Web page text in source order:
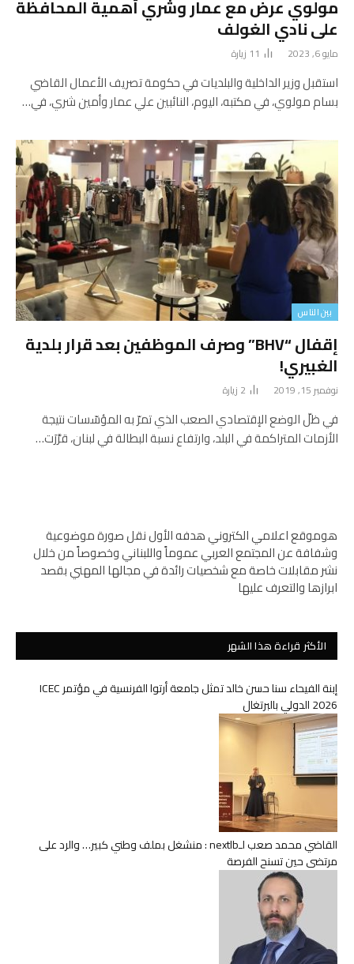
مولوي عرض مع عمار وشري أهمية المحافظة
على نادي الغولف
مايو 6, 2023 11 زيارة
استقبل وزير الداخلية والبلديات في حكومة تصريف الأعمال القاضي
بسام مولوي، في مكتبه، اليوم، النائبين علي عمار وأمين شري، في…
بين الناس
إقفال “BHV” وصرف الموظفين بعد قرار بلدية
الغبيري!
نوفمبر 15, 2019 2 زيارة
في ظلّ الوضع الإقتصادي الصعب الذي تمرّ به المؤسّسات نتيجة
الأزمات المتراكمة في البلد، وارتفاع نسبة البطالة في لبنان، قرَّرَت…
هوموقع اعلامي الكتروني هدفه الأول نقل صورة موضوعية
وشفافة عن المجتمع العربي عموماً واللبناني وخصوصاً من خلال
نشر مقابلات خاصة مع شخصيات رائدة في مجالها المهني بقصد
ابرازها والتعرف عليها
الأكثر قراءة هذا الشهر
إبنة الفيحاء سنا حسن خالد تمثل جامعة أرتوا الفرنسية في مؤتمر ICEC
2026 الدولي بالبرتغال
القاضي محمد صعب لـnextlb : منشغل بملف وطني كبير… والرد على
مرتضى حين تسنح الفرصة